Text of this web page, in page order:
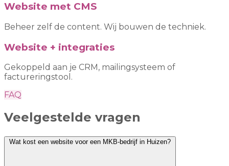
Website met CMS
Beheer zelf de content. Wij bouwen de techniek.
Website + integraties
Gekoppeld aan je CRM, mailingsysteem of
factureringstool.
FAQ
Veelgestelde vragen
Wat kost een website voor een MKB-bedrijf in Huizen?